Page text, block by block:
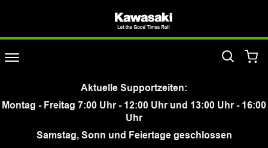
Aktuelle Supportzeiten:
Montag - Freitag 7:00 Uhr - 12:00 Uhr und 13:00 Uhr - 16:00
Uhr
Samstag, Sonn und Feiertage geschlossen